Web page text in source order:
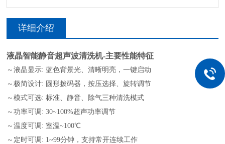
详细介绍
液晶智能静音超声波清洗机-主要性能特征
～液晶显示: 蓝色背景光、清晰明亮，一键启动
～极简设计: 圆形拨码器，按压选择、旋转调节
～模式可选: 标准、静音、除气三种清洗模式
～功率可调: 30~100%超声功率调节
～温度可调: 室温~100℃
～定时可调: 1~99分钟，支持常开连续工作